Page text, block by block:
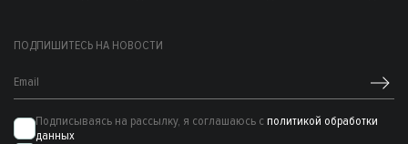
ПОДПИШИТЕСЬ НА НОВОСТИ
Подписываясь на рассылку, я соглашаюсь с политикой обработки
данных